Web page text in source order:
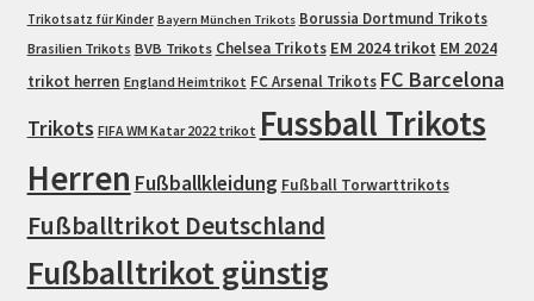
Trikotsatz für Kinder Bayern München Trikots Borussia Dortmund Trikots
Brasilien Trikots BVB Trikots Chelsea Trikots EM 2024 trikot EM 2024
trikot herren England Heimtrikot FC Arsenal Trikots FC Barcelona
Trikots FIFA WM Katar 2022 trikot Fussball Trikots
Herren Fußballkleidung Fußball Torwarttrikots
Fußballtrikot Deutschland
Fußballtrikot günstig